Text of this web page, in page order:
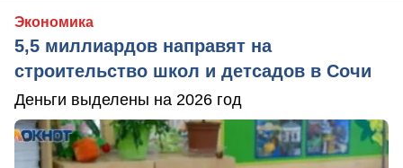
Экономика
5,5 миллиардов направят на
строительство школ и детсадов в Сочи
Деньги выделены на 2026 год